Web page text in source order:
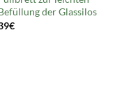
der Glassilos
€